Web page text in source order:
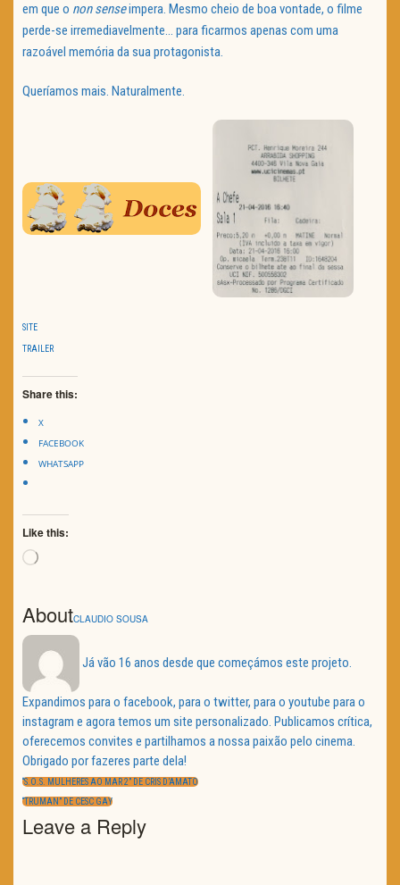
em que o non senseimpera. Mesmo cheio de boa vontade, o filme
perde-se irremediavelmente… para ficarmos apenas com uma
razoável memória da sua protagonista.
Queríamos mais. Naturalmente.
SITE
TRAILER
Share this:
X
FACEBOOK
WHATSAPP
Like this:
Loading…
AboutCLAUDIO SOUSA
Já vão 16 anos desde que começámos este projeto.
Expandimos para o facebook, para o twitter, para o youtube para o
instagram e agora temos um site personalizado. Publicamos crítica,
oferecemos convites e partilhamos a nossa paixão pelo cinema.
Obrigado por fazeres parte dela!
Navegação
de
artigos
PREVIOUS
POST:
“S.O.S. MULHERES AO MAR 2” DE CRIS D’AMATO
NEXT
POST:
“TRUMAN” DE CESC GAY
Leave a Reply